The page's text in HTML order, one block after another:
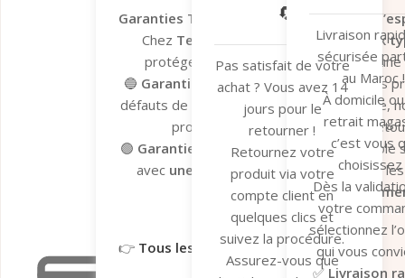
Garanties Tera.ma – Votre tranquillité
Chez Tera.ma, nous vous offronsdeux
protéger vos achats et vous garantir une
🔵 Garantie du fabricant– Valable sur les
défauts de fabrication. En cas de problème,
processus de dépannage et de
🟢 Garantie Tera.ma Seconde Vie– Valable
avec une couverture de 6 moiscontre les
réparation ou
Garantie du fabricant​ Garantie
👉 Tous les détails ici
Garantie légale
🔄
Pas satisfait de votre
achat ? Vous avez 14
jours pour le
retourner !
Retournez votre
produit via votre
compte client en
quelques clics et
suivez la procédure.
Assurez-vous que
Livraison
sécurisée
au Maroc !
À domicile
retrait
c’est vous
choisissez
Dès la
votre
sélectionnez
qui vous
✅ Livraison